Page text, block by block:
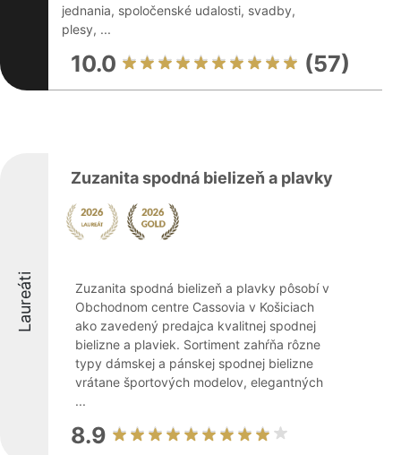
jednania, spoločenské udalosti, svadby,
plesy, ...
10.0 (57)
Laureáti
Zuzanita spodná bielizeň a plavky
Zuzanita spodná bielizeň a plavky pôsobí v
Obchodnom centre Cassovia v Košiciach
ako zavedený predajca kvalitnej spodnej
bielizne a plaviek. Sortiment zahŕňa rôzne
typy dámskej a pánskej spodnej bielizne
vrátane športových modelov, elegantných
...
8.9